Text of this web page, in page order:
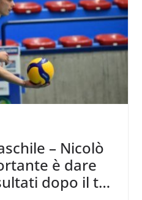
– Nicolò
è dare
dopo il tris